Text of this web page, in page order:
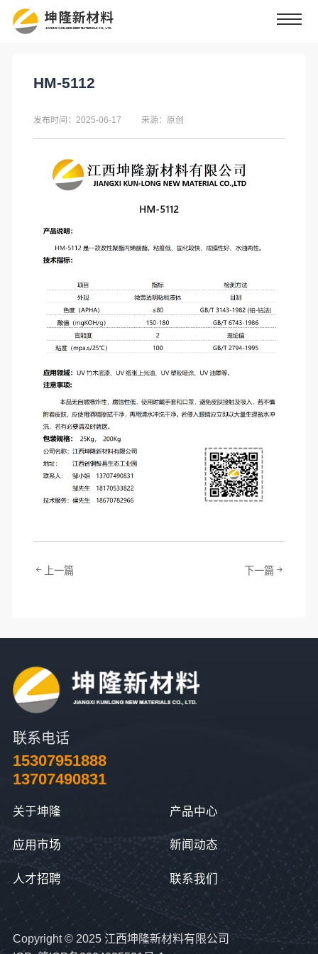
HM-5112
发布时间：2025-06-17 来源：原创
上一篇 下一篇
联系电话
15307951888
13707490831
关于坤隆 产品中心
应用市场 新闻动态
人才招聘 联系我们
Copyright © 2025 江西坤隆新材料有限公司